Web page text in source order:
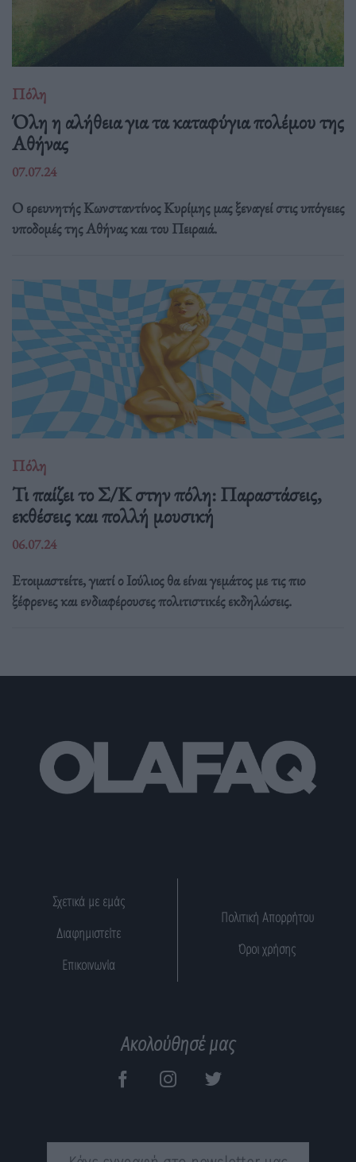
Πόλη
Όλη η αλήθεια για τα καταφύγια πολέμου της
Αθήνας
07.07.24
Ο ερευνητής Κωνσταντίνος Κυρίμης μας ξεναγεί στις υπόγειες
υποδομές της Αθήνας και του Πειραιά.
Πόλη
Τι παίζει το Σ/Κ στην πόλη: Παραστάσεις,
εκθέσεις και πολλή μουσική
06.07.24
Ετοιμαστείτε, γιατί ο Ιούλιος θα είναι γεμάτος με τις πιο
ξέφρενες και ενδιαφέρουσες πολιτιστικές εκδηλώσεις.
Σχετικά με εμάς
Διαφημιστείτε
Επικοινωνία
Πολιτική Απορρήτου
Όροι χρήσης
Ακολούθησέ μας